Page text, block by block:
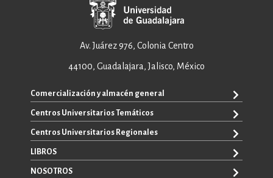
Av. Juárez 976, Colonia Centro
44100, Guadalajara, Jalisco, México
Comercialización y almacén general
+52 33 3640 6326
+52 33 3640 4595
ventas@editorial.udg.mx
WhatsApp: +52 33 1433 6869
Centros Universitarios Temáticos
CUAAD
CUCEA
Centros Universitarios Regionales
CUALTOS
CUCHAPALA
LIBROS
TODOS LOS LIBROS
NOSOTROS